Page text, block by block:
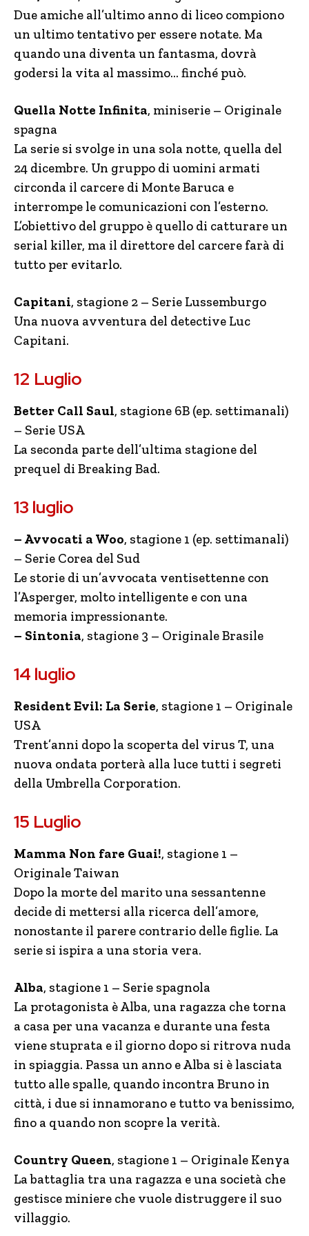
Due amiche all’ultimo anno di liceo compiono
un ultimo tentativo per essere notate. Ma
quando una diventa un fantasma, dovrà
godersi la vita al massimo… finché può.
Quella Notte Infinita, miniserie – Originale
spagna
La serie si svolge in una sola notte, quella del
24 dicembre. Un gruppo di uomini armati
circonda il carcere di Monte Baruca e
interrompe le comunicazioni con l’esterno.
L’obiettivo del gruppo è quello di catturare un
serial killer, ma il direttore del carcere farà di
tutto per evitarlo.
Capitani, stagione 2 – Serie Lussemburgo
Una nuova avventura del detective Luc
Capitani.
12 Luglio
Better Call Saul, stagione 6B (ep. settimanali)
– Serie USA
La seconda parte dell’ultima stagione del
prequel di Breaking Bad.
13 luglio
– Avvocati a Woo, stagione 1 (ep. settimanali)
– Serie Corea del Sud
Le storie di un’avvocata ventisettenne con
l’Asperger, molto intelligente e con una
memoria impressionante.
– Sintonia, stagione 3 – Originale Brasile
14 luglio
Resident Evil: La Serie, stagione 1 – Originale
USA
Trent’anni dopo la scoperta del virus T, una
nuova ondata porterà alla luce tutti i segreti
della Umbrella Corporation.
15 Luglio
Mamma Non fare Guai!, stagione 1 –
Originale Taiwan
Dopo la morte del marito una sessantenne
decide di mettersi alla ricerca dell’amore,
nonostante il parere contrario delle figlie. La
serie si ispira a una storia vera.
Alba, stagione 1 – Serie spagnola
La protagonista è Alba, una ragazza che torna
a casa per una vacanza e durante una festa
viene stuprata e il giorno dopo si ritrova nuda
in spiaggia. Passa un anno e Alba si è lasciata
tutto alle spalle, quando incontra Bruno in
città, i due si innamorano e tutto va benissimo,
fino a quando non scopre la verità.
Country Queen, stagione 1 – Originale Kenya
La battaglia tra una ragazza e una società che
gestisce miniere che vuole distruggere il suo
villaggio.